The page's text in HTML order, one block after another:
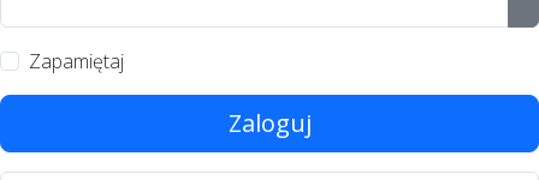
Zapamiętaj
Zaloguj